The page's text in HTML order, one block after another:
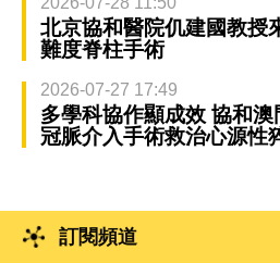
北京協和醫院仉建國教授
難度脊柱手術
2026-07-27 17:49
多學科協作顯成效 協和
冠脈介入手術救治心源性
訂閱頻道